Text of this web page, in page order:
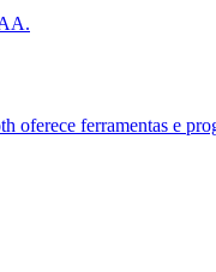
ferramentas e